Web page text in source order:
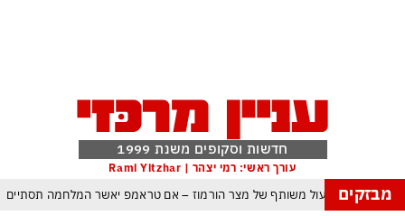
חדשות וסקופים משנת 1999
עורך ראשי: רמי יצהר | Rami Yitzhar
מבזקים
עומאן לגבי תפעול משותף של מצר הורמוז – אם טראמפ יאשר המלחמה תסתיים